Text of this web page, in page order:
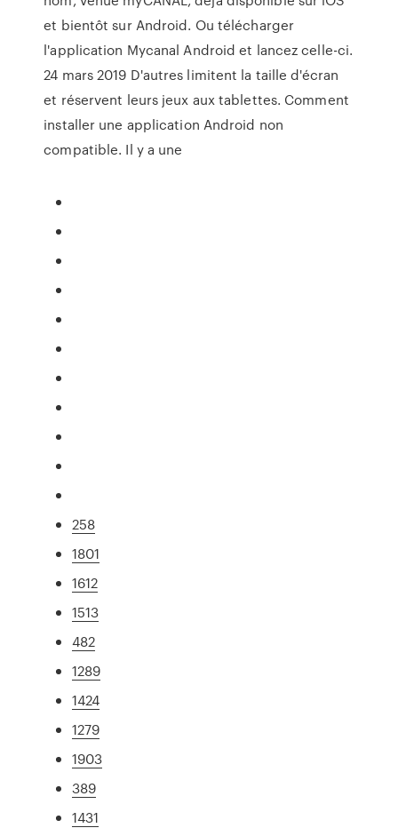
et bientôt sur Android. Ou télécharger
l'application Mycanal Android et lancez celle-ci.
24 mars 2019 D'autres limitent la taille d'écran
et réservent leurs jeux aux tablettes. Comment
installer une application Android non
compatible. Il y a une
258
1801
1612
1513
482
1289
1424
1279
1903
389
1431